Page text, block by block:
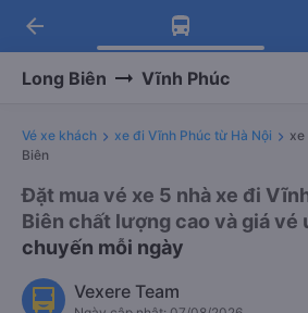
Tải app Vexere ngay!
Nhận ưu đãi thành viên độc
Tải app Vexere
-30k/ghế khi đặt vé máy
arrow_back
Long Biên Vĩnh Phúc
Vé xe khách xe đi Vĩnh Phúc từ Hà Nội
xe
Biên
Đặt mua vé xe 5 nhà xe đi
Biên chất lượng cao và giá vé
chuyến mỗi ngày
Vexere Team